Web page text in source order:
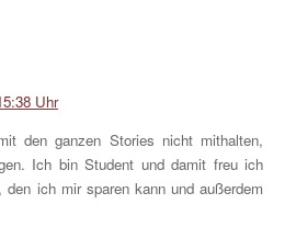
Uhr
den ganzen Stories nicht mithalten,
Ich bin Student und damit freu ich
den ich mir sparen kann und außerdem